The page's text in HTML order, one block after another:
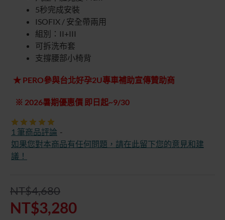
★ PERO參與台北好孕2U專車補助宣傳贊助商
※ 2026暑期優惠價 即日起~9/30
5秒完成安裝
ISOFIX / 安全帶兩用
組別：II+III
可拆洗布套
支撐腰部小椅背
1 筆商品評論 -
如果您對本商品有任何問題，請在此留下您的意見和建
議！
NT$3,280
NT$4,680